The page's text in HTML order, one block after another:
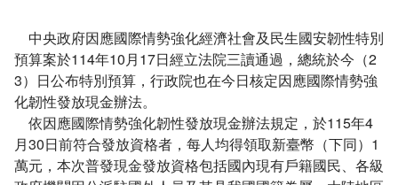
中央政府因應國際情勢強化經濟社會及民生國安韌性特別
預算案於114年10月17日經立法院三讀通過，總統於今（2
3）日公布特別預算，行政院也在今日核定因應國際情勢強
化韌性發放現金辦法。
依因應國際情勢強化韌性發放現金辦法規定，於115年4
月30日前符合發放資格者，每人均得領取新臺幣（下同）1
萬元，本次普發現金發放資格包括國內現有戶籍國民、各級